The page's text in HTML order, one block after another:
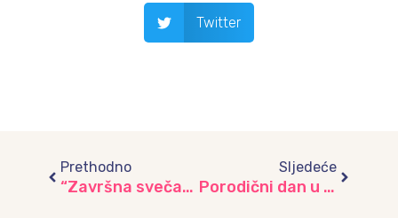
Twitter
Prethodno
“Završna svečanost u Putujućem vrtiću”
Sljedeće
Porodični dan u vrtiću